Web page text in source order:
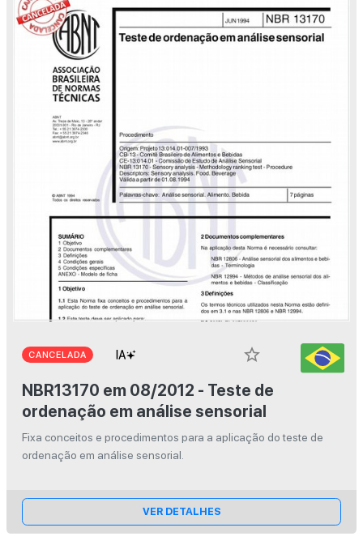
CANCELADA
star_border
NBR13170 em 08/2012 - Teste de
ordenação em análise sensorial
Fixa conceitos e procedimentos para a aplicação do teste de
ordenação em análise sensorial.
VER DETALHES